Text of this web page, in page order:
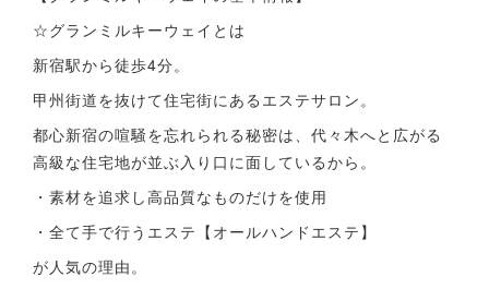
☆グランミルキーウェイとは
新宿駅から徒歩4分。
甲州街道を抜けて住宅街にあるエステサロン。
都心新宿の喧騒を忘れられる秘密は、代々木へと広がる
高級な住宅地が並ぶ入り口に面しているから。
・素材を追求し高品質なものだけを使用
・全て手で行うエステ【オールハンドエステ】
が人気の理由。